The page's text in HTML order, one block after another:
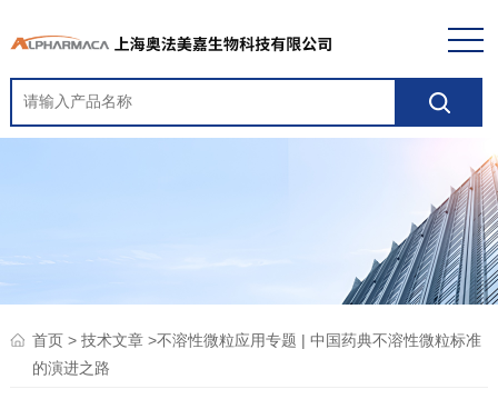
首页> 技术文章>不溶性微粒应用专题 | 中国药典不溶性微粒标准
的演进之路